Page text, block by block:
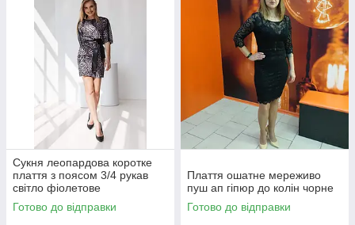
Сукня леопардова коротке
плаття з поясом 3/4 рукав
світло фіолетове
Готово до відправки
Плаття ошатне мереживо
пуш ап гіпюр до колін чорне
Готово до відправки